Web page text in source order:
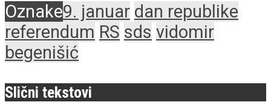
Oznake9. januar dan republike
referendum RS sds vidomir
begenišić
Slični tekstovi